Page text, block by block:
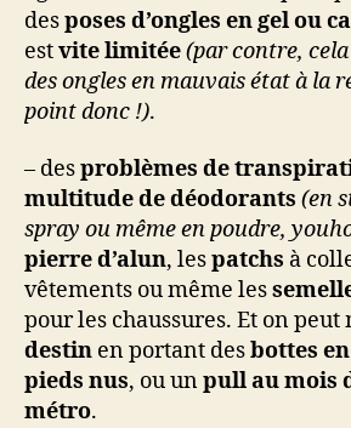
desposes d’ongles en gel ou
estvite limitée(par contre,
des ongles en mauvais état à la
point donc !).
– desproblèmes de
multitude de déodorants (en
spray ou même en poudre,
pierre d’alun, lespatchs à
vêtements ou même les
pour les chaussures. Et on peut
destin en portant desbottes
pieds nus, ou unpull au mois
métro.